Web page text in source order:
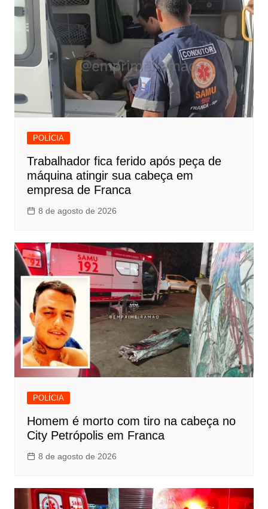
POLÍCIA
Trabalhador fica ferido após peça de
máquina atingir sua cabeça em
empresa de Franca
8 de agosto de 2026
POLÍCIA
Homem é morto com tiro na cabeça no
City Petrópolis em Franca
8 de agosto de 2026